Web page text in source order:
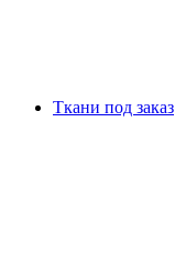
Ткани под заказ